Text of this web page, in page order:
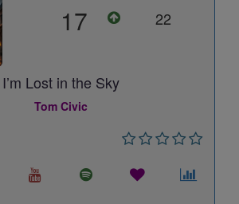
17 22
I’m Lost in the Sky
Tom Civic